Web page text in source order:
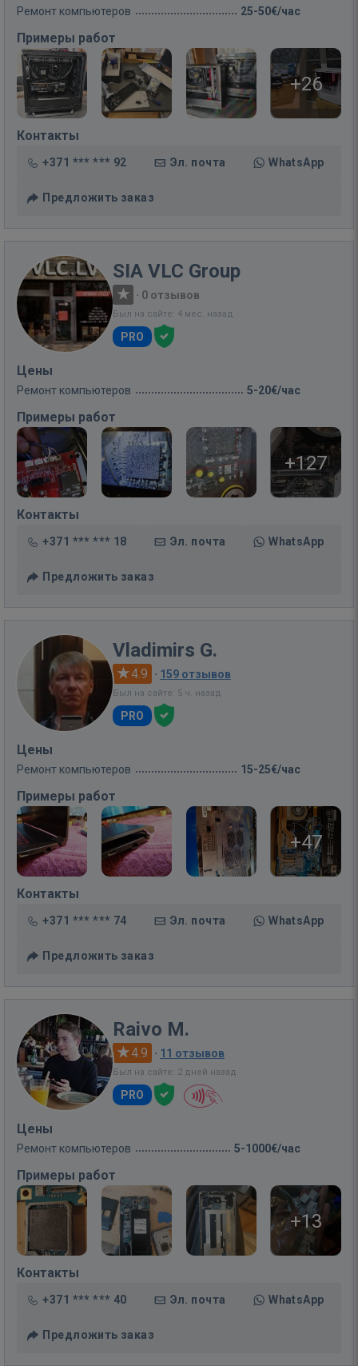
Ремонт компьютеров 25-50€/час
Примеры работ
+26
Контакты
+371 *** *** 92 Эл. почта WhatsApp
Предложить заказ
SIA VLC Group
· 0 отзывов
Был на сайте: 4 мес. назад
PRO
Цены
Ремонт компьютеров 5-20€/час
Примеры работ
+127
Контакты
+371 *** *** 18 Эл. почта WhatsApp
Предложить заказ
Vladimirs G.
4.9 · 159 отзывов
Был на сайте: 5 ч. назад
PRO
Цены
Ремонт компьютеров 15-25€/час
Примеры работ
+47
Контакты
+371 *** *** 74 Эл. почта WhatsApp
Предложить заказ
Raivo M.
4.9 · 11 отзывов
Был на сайте: 2 дней назад
PRO
Цены
Ремонт компьютеров 5-1000€/час
Примеры работ
+13
Контакты
+371 *** *** 40 Эл. почта WhatsApp
Предложить заказ